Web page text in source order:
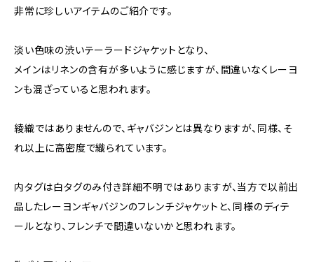
非常に珍しいアイテムのご紹介です。
淡い色味の渋いテーラードジャケットとなり、
メインはリネンの含有が多いように感じますが、間違いなくレーヨ
ンも混ざっていると思われます。
綾織ではありませんので、ギャバジンとは異なりますが、同様、そ
れ以上に高密度で織られています。
内タグは白タグのみ付き詳細不明ではありますが、当方で以前出
品したレーヨンギャバジンのフレンチジャケットと、同様のディテ
ールとなり、フレンチで間違いないかと思われます。